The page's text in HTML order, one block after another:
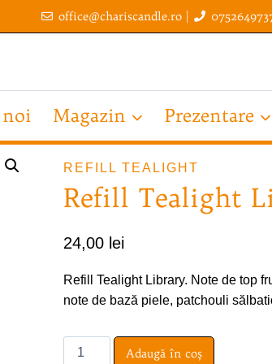
office@chariscandle.ro|
noi Magazin Prezentare
REFILL TEALIGHT
Refill Tealight
24,00 lei
Refill Tealight Library. Note de top
note de bază piele, patchouli
Cantitate
Adaugă în coș